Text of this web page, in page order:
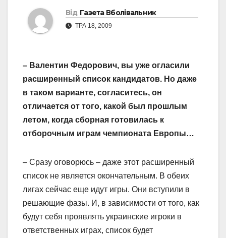
Від Газета Вболівальник
ТРА 18, 2009
– Валентин Федорович, вы уже огласили
расширенный список кандидатов. Но даже
в таком варианте, согласитесь, он
отличается от того, какой был прошлым
летом, когда сборная готовилась к
отборочным играм чемпионата Европы…
– Сразу оговорюсь – даже этот расширенный
список не является окончательным. В обеих
лигах сейчас еще идут игры. Они вступили в
решающие фазы. И, в зависимости от того, как
будут себя проявлять украинские игроки в
ответственных играх, список будет